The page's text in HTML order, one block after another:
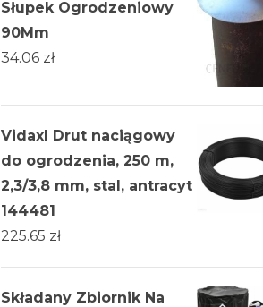
Słupek Ogrodzeniowy
90Mm
34.06 zł
Vidaxl Drut naciągowy
do ogrodzenia, 250 m,
2,3/3,8 mm, stal, antracyt
144481
225.65 zł
Składany Zbiornik Na